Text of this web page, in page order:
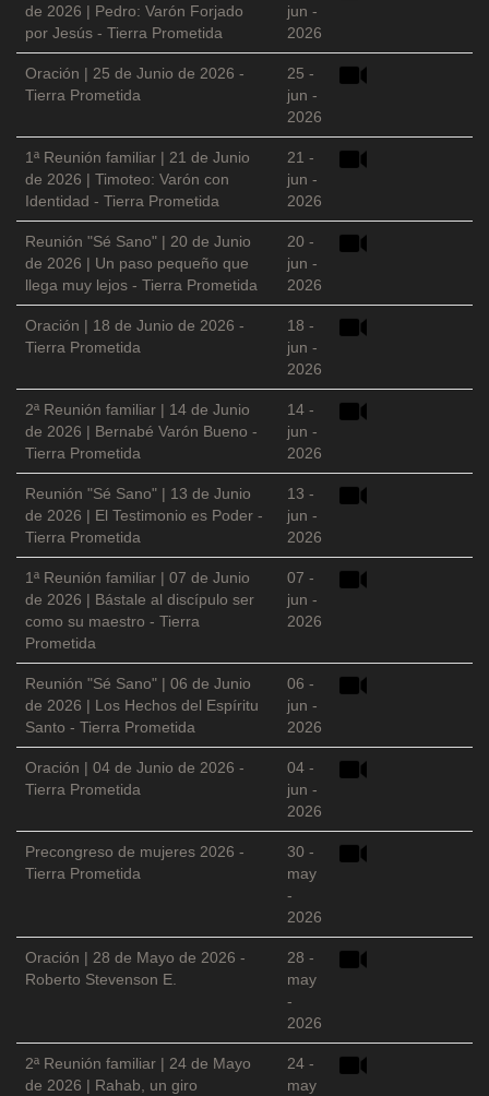
de 2026 | Pedro: Varón Forjado
por Jesús - Tierra Prometida
jun -
2026
Oración | 25 de Junio de 2026 -
Tierra Prometida
25 -
jun -
2026
1ª Reunión familiar | 21 de Junio
de 2026 | Timoteo: Varón con
Identidad - Tierra Prometida
21 -
jun -
2026
Reunión "Sé Sano" | 20 de Junio
de 2026 | Un paso pequeño que
llega muy lejos - Tierra Prometida
20 -
jun -
2026
Oración | 18 de Junio de 2026 -
Tierra Prometida
18 -
jun -
2026
2ª Reunión familiar | 14 de Junio
de 2026 | Bernabé Varón Bueno -
Tierra Prometida
14 -
jun -
2026
Reunión "Sé Sano" | 13 de Junio
de 2026 | El Testimonio es Poder -
Tierra Prometida
13 -
jun -
2026
1ª Reunión familiar | 07 de Junio
de 2026 | Bástale al discípulo ser
como su maestro - Tierra
Prometida
07 -
jun -
2026
Reunión "Sé Sano" | 06 de Junio
de 2026 | Los Hechos del Espíritu
Santo - Tierra Prometida
06 -
jun -
2026
Oración | 04 de Junio de 2026 -
Tierra Prometida
04 -
jun -
2026
Precongreso de mujeres 2026 -
Tierra Prometida
30 -
may
-
2026
Oración | 28 de Mayo de 2026 -
Roberto Stevenson E.
28 -
may
-
2026
2ª Reunión familiar | 24 de Mayo
de 2026 | Rahab, un giro
24 -
may